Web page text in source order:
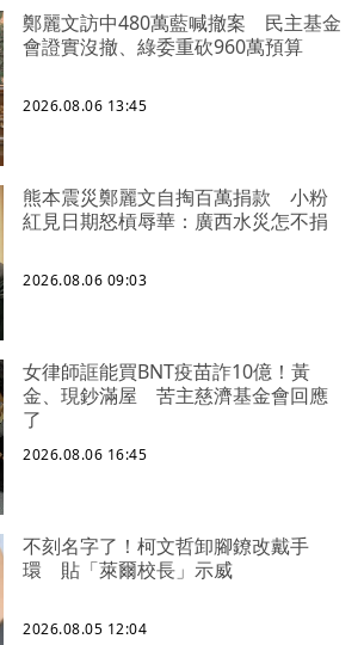
鄭麗文訪中480萬藍喊撤案 民主基金
會證實沒撤、綠委重砍960萬預算
2026.08.06 13:45
熊本震災鄭麗文自掏百萬捐款 小粉
紅見日期怒槓辱華：廣西水災怎不捐
2026.08.06 09:03
女律師誆能買BNT疫苗詐10億！黃
金、現鈔滿屋 苦主慈濟基金會回應
了
2026.08.06 16:45
不刻名字了！柯文哲卸腳鐐改戴手
環 貼「萊爾校長」示威
2026.08.05 12:04